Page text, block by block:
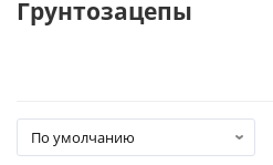
Грунтозацепы